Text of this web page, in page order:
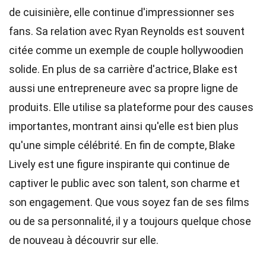
de cuisinière, elle continue d'impressionner ses
fans. Sa relation avec Ryan Reynolds est souvent
citée comme un exemple de couple hollywoodien
solide. En plus de sa carrière d'actrice, Blake est
aussi une entrepreneure avec sa propre ligne de
produits. Elle utilise sa plateforme pour des causes
importantes, montrant ainsi qu'elle est bien plus
qu'une simple célébrité. En fin de compte, Blake
Lively est une figure inspirante qui continue de
captiver le public avec son talent, son charme et
son engagement. Que vous soyez fan de ses films
ou de sa personnalité, il y a toujours quelque chose
de nouveau à découvrir sur elle.